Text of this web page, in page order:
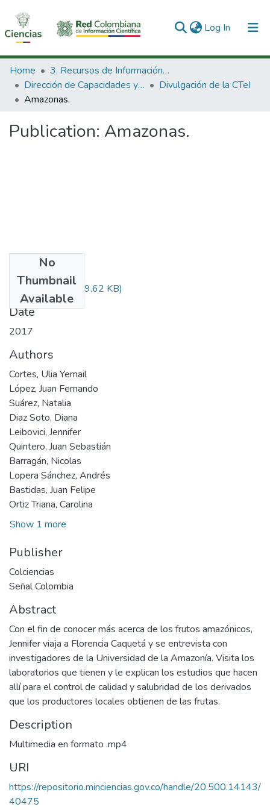
Log In (current)
Communities & Collections
All of DSpace
Home
3. Recursos de Información Científica y Tecnológica
Dirección de Capacidades y Divulgación de la CTeI
Divulgación de la CTeI
Amazonas.
Publication: Amazonas.
No
Thumbnail
Available
Audiovisual.pdf(29.62 KB)
Date
2017
Authors
Cortes, Ulia Yemail
López, Juan Fernando
Suárez, Natalia
Diaz Soto, Diana
Leibovici, Jennifer
Quintero, Juan Sebastián
Barragán, Nicolas
Lopera Sánchez, Andrés
Bastidas, Juan Felipe
Ortiz Triana, Carolina
Show 1 more
Publisher
Colciencias
Señal Colombia
Abstract
Con el fin de conocer más acerca de los frutos amazónicos,
Jennifer viaja a Florencia Caquetá y se entrevista con
investigadores de la Universidad de la Amazonía. Visita los
laboratorios que tienen y le explican los estudios que hacen
allí para el control de calidad y salubridad de los derivados
que los productores locales obtienen de las frutas.
Description
Multimedia en formato .mp4
URI
https://repositorio.minciencias.gov.co/handle/20.500.14143/
40475